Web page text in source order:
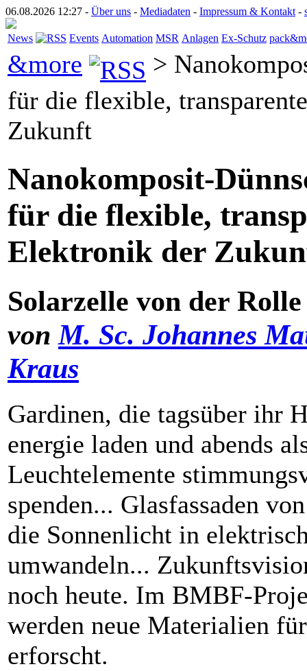
06.08.2026 12:27 - Über uns - Mediadaten - Impressum & Kontakt -
News Events Automation MSR Anlagen Ex-Schutz
&more
>
für die flexible,
Zukunft
Nanokomposit-
für die flexible,
Elektronik der
Solarzelle von der Rolle
vonM. Sc. Johannes
Kraus
Gardinen, die tagsüber ihr
energie laden und abends
Leucht­elemente
spenden... Glasfassaden
die Sonnenlicht in
umwandeln...
noch heute. Im BMBF-
werden neue Materialien
erforscht.